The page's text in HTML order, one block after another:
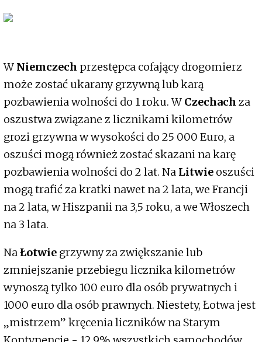
W Niemczech przestępca cofający drogomierz
może zostać ukarany grzywną lub karą
pozbawienia wolności do 1 roku. W Czechach za
oszustwa związane z licznikami kilometrów
grozi grzywna w wysokości do 25 000 Euro, a
oszuści mogą również zostać skazani na karę
pozbawienia wolności do 2 lat. Na Litwie oszuści
mogą trafić za kratki nawet na 2 lata, we Francji
na 2 lata, w Hiszpanii na 3,5 roku, a we Włoszech
na 3 lata.
NaŁotwie grzywny za zwiększanie lub
zmniejszanie przebiegu licznika kilometrów
wynoszą tylko 100 euro dla osób prywatnych i
1000 euro dla osób prawnych. Niestety, Łotwa jest
„mistrzem” kręcenia liczników na Starym